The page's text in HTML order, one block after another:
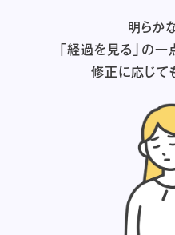
明らか
「経過を見る」の
修正に応じて